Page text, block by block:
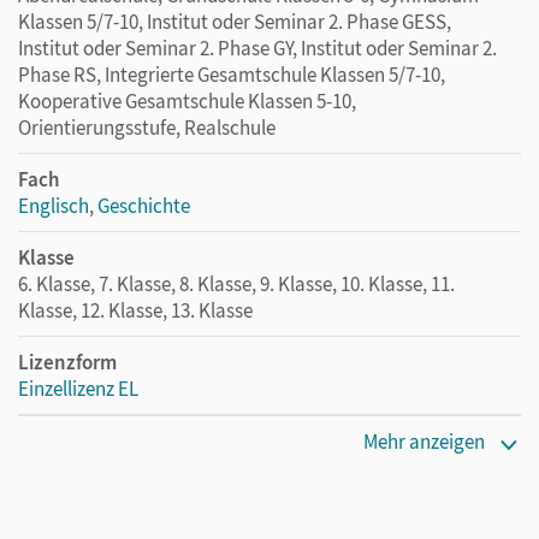
Klassen 5/7-10, Institut oder Seminar 2. Phase GESS,
Institut oder Seminar 2. Phase GY, Institut oder Seminar 2.
Phase RS, Integrierte Gesamtschule Klassen 5/7-10,
Kooperative Gesamtschule Klassen 5-10,
Orientierungsstufe, Realschule
Fach
Englisch,Geschichte
Klasse
6. Klasse, 7. Klasse, 8. Klasse, 9. Klasse, 10. Klasse, 11.
Klasse, 12. Klasse, 13. Klasse
Lizenzform
Einzellizenz EL
Mehr anzeigen